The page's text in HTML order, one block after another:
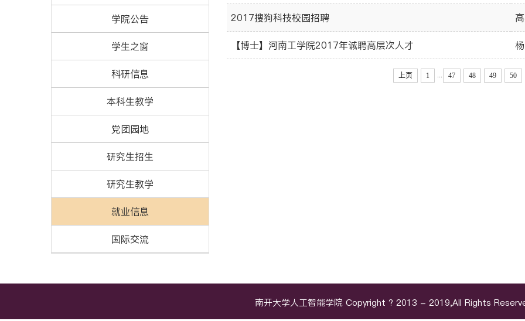
学院公告
学生之窗
科研信息
本科生教学
党团园地
研究生招生
研究生教学
就业信息
国际交流
2017搜狗科技校园招聘
【博士】河南工学院2017年诚聘高层次人才
上页 1 47 48 49 50
南开大学人工智能学院 Copyright ? 2013 - 2019,All Rights